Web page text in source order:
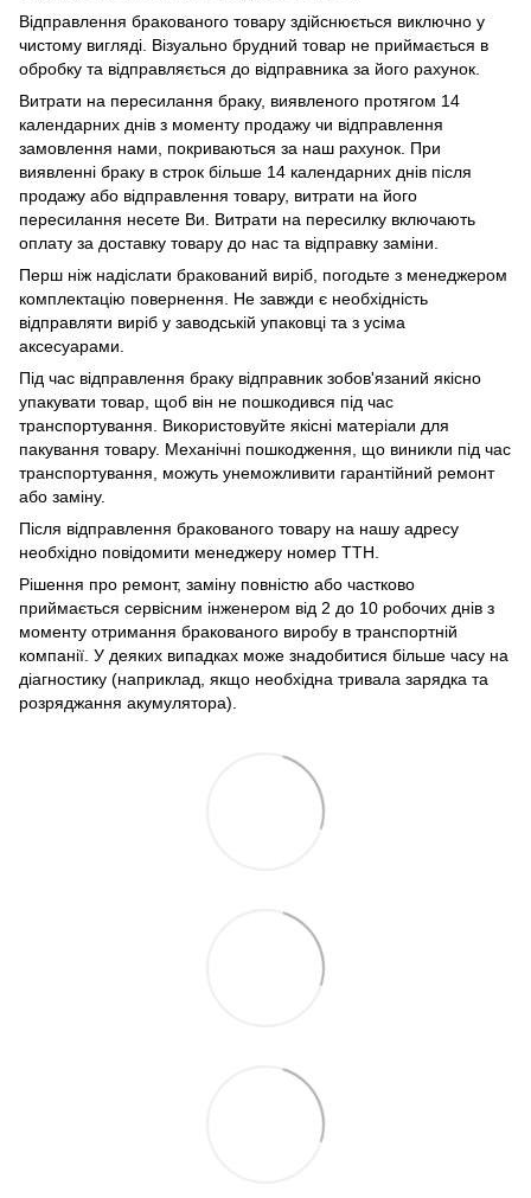
Відправлення бракованого товару здійснюється виключно у
чистому вигляді. Візуально брудний товар не приймається в
обробку та відправляється до відправника за його рахунок.
Витрати на пересилання браку, виявленого протягом 14
календарних днів з моменту продажу чи відправлення
замовлення нами, покриваються за наш рахунок. При
виявленні браку в строк більше 14 календарних днів після
продажу або відправлення товару, витрати на його
пересилання несете Ви. Витрати на пересилку включають
оплату за доставку товару до нас та відправку заміни.
Перш ніж надіслати бракований виріб, погодьте з менеджером
комплектацію повернення. Не завжди є необхідність
відправляти виріб у заводській упаковці та з усіма
аксесуарами.
Під час відправлення браку відправник зобов'язаний якісно
упакувати товар, щоб він не пошкодився під час
транспортування. Використовуйте якісні матеріали для
пакування товару. Механічні пошкодження, що виникли під час
транспортування, можуть унеможливити гарантійний ремонт
або заміну.
Після відправлення бракованого товару на нашу адресу
необхідно повідомити менеджеру номер ТТН.
Рішення про ремонт, заміну повністю або частково
приймається сервісним інженером від 2 до 10 робочих днів з
моменту отримання бракованого виробу в транспортній
компанії. У деяких випадках може знадобитися більше часу на
діагностику (наприклад, якщо необхідна тривала зарядка та
розряджання акумулятора).